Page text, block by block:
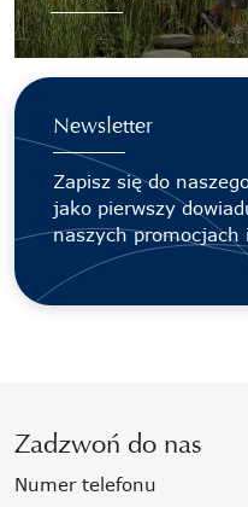
Newsletter
Zapisz się do
jako pierwszy
naszych promocjach
Zadzwoń do nas
Numer telefonu